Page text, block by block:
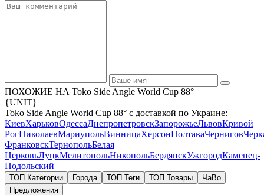
ПОХОЖИЕ НА Toko Side Angle World Cup 88°
{UNIT}
Toko Side Angle World Cup 88° с доставкой по Украине:
КиевХарьковОдессаДнепропетровскЗапорожьеЛьвовКривой
РогНиколаевМариупольВинницаХерсонПолтаваЧернигов
ФранковскТернопольБелая
ЦерковьЛуцкМелитопольНикопольБердянскУжгородКаменец-
Подольский
ТОП Категории Города ТОП Теги ТОП Товары
ЧаВо
Предложения